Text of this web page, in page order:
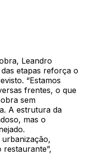
Leandro
etapas reforça o
“Estamos
frentes, o que
sem
A estrutura da
mas o